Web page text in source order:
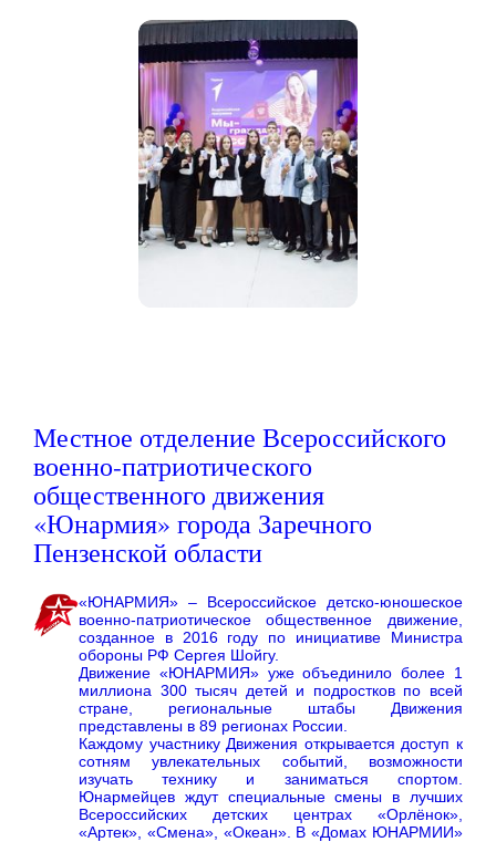
Местное отделение Всероссийского
военно-патриотического
общественного движения
«Юнармия» города Заречного
Пензенской области
«ЮНАРМИЯ» – Всероссийское детско-юношеское
военно-патриотическое общественное движение,
созданное в 2016 году по инициативе Министра
обороны РФ Сергея Шойгу.
Движение «ЮНАРМИЯ» уже объединило более 1
миллиона 300 тысяч детей и подростков по всей
стране, региональные штабы Движения
представлены в 89 регионах России.
Каждому участнику Движения открывается доступ к
сотням увлекательных событий, возможности
изучать технику и заниматься спортом.
Юнармейцев ждут специальные смены в лучших
Всероссийских детских центрах «Орлёнок»,
«Артек», «Смена», «Океан». В «Домах ЮНАРМИИ»